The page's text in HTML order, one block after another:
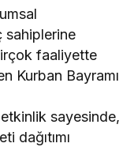
sahiplerine
faaliyette
Kurban Bayramı
sayesinde,
dağıtımı